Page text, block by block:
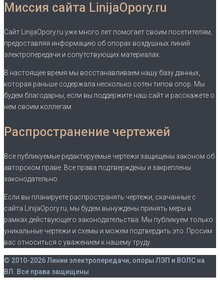
Миссия сайта LinijaOpory.ru
Сайт LinijaOpory.ru уже много лет помогает своим посетителям,
предоставляя информацию об опорах воздушных линий
электропередачи и сопутствующих материалах.
В настоящее время мы восстанавливаем нашу базу данных,
которая раньше содержала несколько сотен типов опор. Мы
будем благодарны, если вы поддержите наш сайт и расскажете о
нем своим коллегам.
Распространение чертежей
Все публикуемые редактируемые чертежи защищены законом об
авторском праве. Все права подтверждены и закреплены
законодательно.
Если вы планируете распространять чертежи, скачанные с
сайта LinijaOpory.ru, мы будем вынуждены принять меры в
рамках действующего законодательства. Мы публикуем только
уникальные чертежи и схемы и можем подтвердить это. Просим
вас относиться с уважением к нашему труду.
© 2010-2026 Линии электропередачи, опоры ЛЭП и ВОЛС на
ВЛ. Все права защищены